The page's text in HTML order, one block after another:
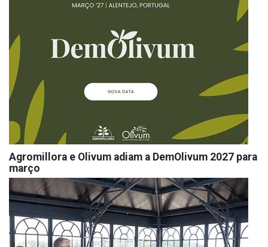
Agromillora e Olivum adiam a DemOlivum 2027 para
março